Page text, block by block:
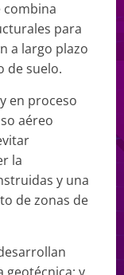
combina
para
a largo plazo
de suelo.
en proceso
aéreo
la
y una
de zonas de